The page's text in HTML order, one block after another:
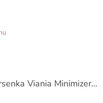
Zmenšovací podprsenka Viania Minimizer 14586
5 hvězdiček.